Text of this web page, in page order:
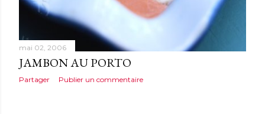
mai 02, 2006
JAMBON AU PORTO
Partager Publier un commentaire